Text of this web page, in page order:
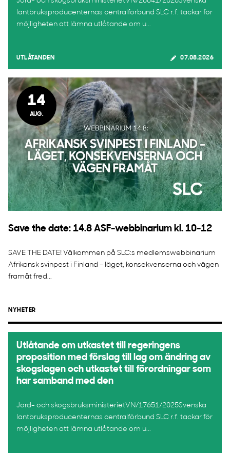
lantbruksproducenternas centralförbund SLC r.f. tackar för
möjligheten att lämna utlåtande om u...
UTLÅTANDEN 07.08.2026
14
AUG.
Save the date: 14.8 ASF-webbinarium kl. 10-12
SAVE THE DATE! Välkommen på SLC:s medlemswebbinarium
Afrikansk svinpest i Finland – läget, konsekvenserna och vägen
framåt fred...
NYHETER
Utlåtande om utkastet till regeringens
proposition med förslag till lag om ändring av
skogslagen och utkastet till förordningar som
har samband med den
Jord- och skogsbruksministerietVN/17651/2025Svenska
lantbruksproducenternas centralförbund SLC r.f. tackar för
möjligheten att lämna utlåtande om u...